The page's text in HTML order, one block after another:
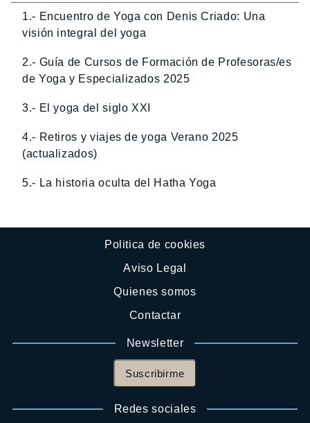
1.- Encuentro de Yoga con Denis Criado: Una
visión integral del yoga
2.- Guía de Cursos de Formación de Profesoras/es
de Yoga y Especializados 2025
3.- El yoga del siglo XXI
4.- Retiros y viajes de yoga Verano 2025
(actualizados)
5.- La historia oculta del Hatha Yoga
Politica de cookies
Aviso Legal
Quienes somos
Contactar
Newsletter
Suscribirme
Redes sociales